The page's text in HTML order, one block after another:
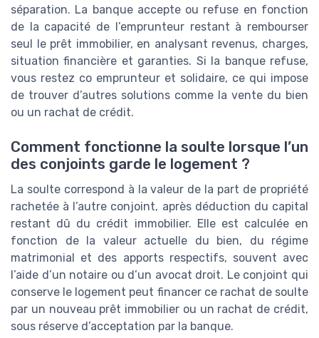
séparation. La banque accepte ou refuse en fonction
de la capacité de l’emprunteur restant à rembourser
seul le prêt immobilier, en analysant revenus, charges,
situation financière et garanties. Si la banque refuse,
vous restez co emprunteur et solidaire, ce qui impose
de trouver d’autres solutions comme la vente du bien
ou un rachat de crédit.
Comment fonctionne la soulte lorsque l’un
des conjoints garde le logement ?
La soulte correspond à la valeur de la part de propriété
rachetée à l’autre conjoint, après déduction du capital
restant dû du crédit immobilier. Elle est calculée en
fonction de la valeur actuelle du bien, du régime
matrimonial et des apports respectifs, souvent avec
l’aide d’un notaire ou d’un avocat droit. Le conjoint qui
conserve le logement peut financer ce rachat de soulte
par un nouveau prêt immobilier ou un rachat de crédit,
sous réserve d’acceptation par la banque.